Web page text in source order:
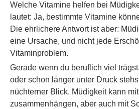
Welche Vitamine helfen bei
lautet: Ja, bestimmte Vitamine
Die ehrlichere Antwort ist aber:
eine Ursache, und nicht jede
Vitaminproblem.
Gerade wenn du beruflich viel
oder schon länger unter Druck
nüchterner Blick. Müdigkeit kann
zusammenhängen, aber auch mit